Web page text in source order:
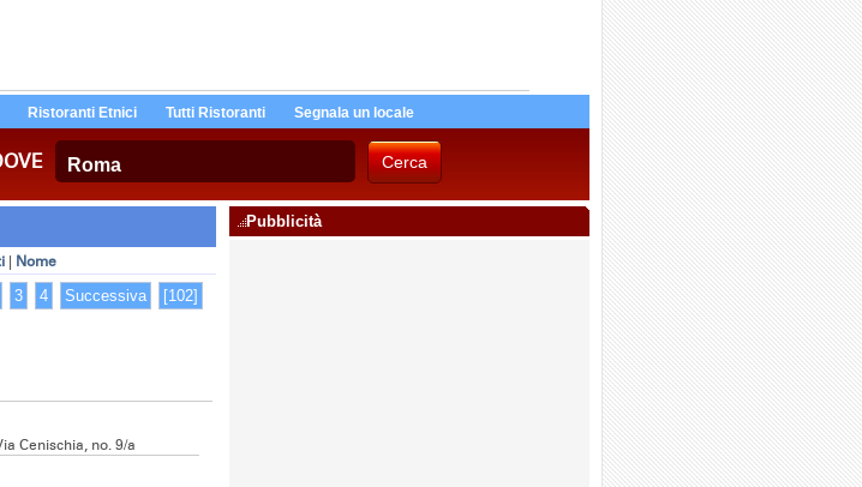
Ristoranti Etnici Tutti Ristoranti Segnala un locale
Nome
3 4 Successiva [102]
Cenischia, no. 9/a
Pubblicità